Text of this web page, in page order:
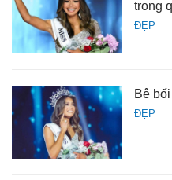
ĐẸP
trong
ĐẸP
Bê